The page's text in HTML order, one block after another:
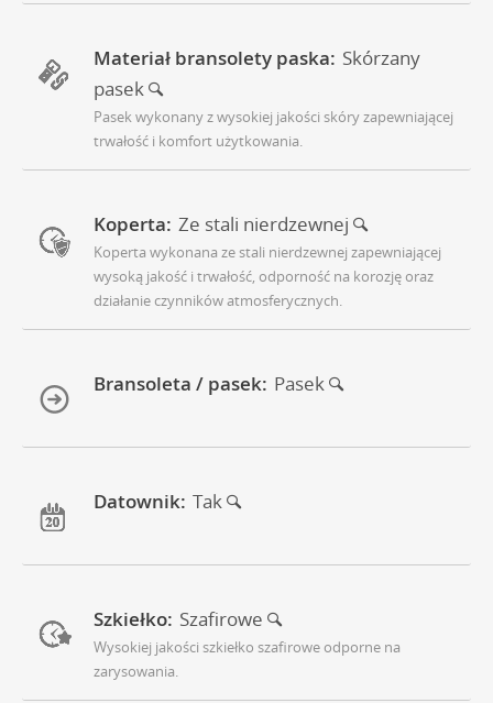
Materiał bransolety paska: Skórzany
pasek
Pasek wykonany z wysokiej jakości skóry zapewniającej
trwałość i komfort użytkowania.
Koperta: Ze stali nierdzewnej
Koperta wykonana ze stali nierdzewnej zapewniającej
wysoką jakość i trwałość, odporność na korozję oraz
działanie czynników atmosferycznych.
Bransoleta / pasek: Pasek
Datownik: Tak
Szkiełko: Szafirowe
Wysokiej jakości szkiełko szafirowe odporne na
zarysowania.